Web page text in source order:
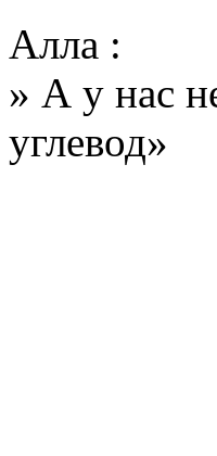
Алла :
» А у нас
углевод»